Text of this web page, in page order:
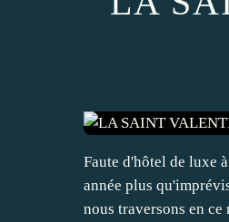
Faute d'hôtel de luxe
année plus
nous traversons en ce